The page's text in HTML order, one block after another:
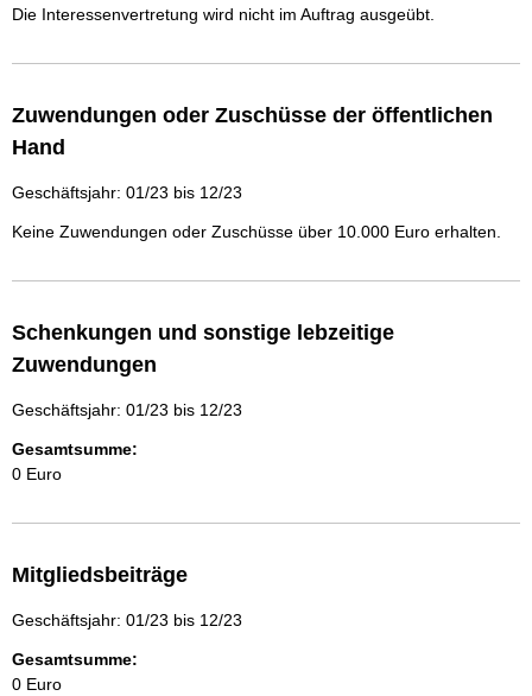
Die Interessenvertretung wird nicht im Auftrag ausgeübt.
Zuwendungen oder Zuschüsse der öffentlichen
Hand
Geschäftsjahr: 01/23 bis 12/23
Keine Zuwendungen oder Zuschüsse über 10.000 Euro erhalten.
Schenkungen und sonstige lebzeitige
Zuwendungen
Geschäftsjahr: 01/23 bis 12/23
Gesamtsumme:
0 Euro
Mitgliedsbeiträge
Geschäftsjahr: 01/23 bis 12/23
Gesamtsumme:
0 Euro